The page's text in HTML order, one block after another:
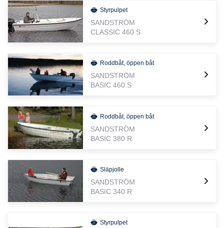
Styrpulpet
SANDSTRÖM
CLASSIC 460 S
Roddbåt, öppen båt
SANDSTRÖM
BASIC 460 S
Roddbåt, öppen båt
SANDSTRÖM
BASIC 380 R
Släpjolle
SANDSTRÖM
BASIC 340 R
Styrpulpet